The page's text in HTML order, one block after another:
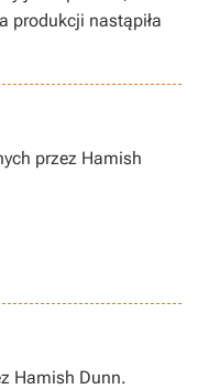
produkcji nastąpiła
przez Hamish
Hamish Dunn.